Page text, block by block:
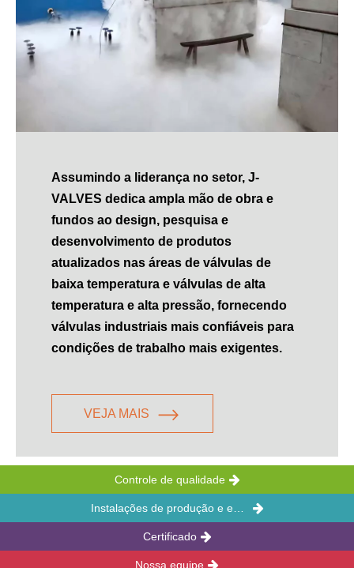
Assumindo a liderança no setor, J-
VALVES dedica ampla mão de obra e
fundos ao design, pesquisa e
desenvolvimento de produtos
atualizados nas áreas de válvulas de
baixa temperatura e válvulas de alta
temperatura e alta pressão, fornecendo
válvulas industriais mais confiáveis ​​para
condições de trabalho mais exigentes.
VEJA MAIS
Controle de qualidade
Instalações de produção e escritórios
Certificado
Nossa equipe